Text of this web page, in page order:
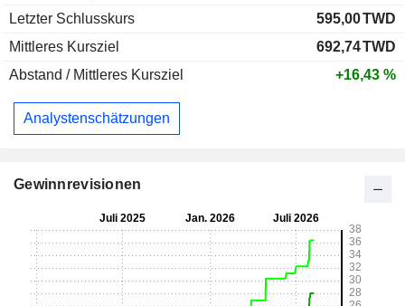
Letzter Schlusskurs
595,00TWD
Mittleres Kursziel
692,74TWD
Abstand / Mittleres Kursziel
+16,43 %
Analystenschätzungen
Gewinnrevisionen